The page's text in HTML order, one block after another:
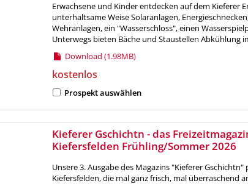
Erwachsene und Kinder entdecken auf dem Kieferer
unterhaltsame Weise Solaranlagen,
Wehranlagen, ein "Wasserschloss", einen
Unterwegs bieten Bäche und Staustellen Abkühlung
Download (1.98MB)
kostenlos
Prospekt auswählen
Kieferer Gschichtn - das
Kiefersfelden Frühling/Sommer 2026
Unsere 3. Ausgabe des Magazins "Kieferer
Kiefersfelden, die mal ganz frisch, mal überraschend